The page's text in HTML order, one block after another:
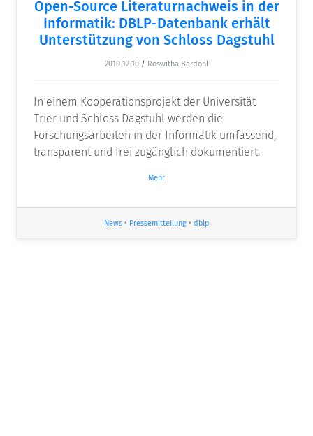
Open-Source Literaturnachweis in der
Informatik: DBLP-Datenbank erhält
Unterstützung von Schloss Dagstuhl
2010-12-10 / Roswitha Bardohl
In einem Kooperationsprojekt der Universität
Trier und Schloss Dagstuhl werden die
Forschungsarbeiten in der Informatik umfassend,
transparent und frei zugänglich dokumentiert.
Mehr
News • Pressemitteilung • dblp